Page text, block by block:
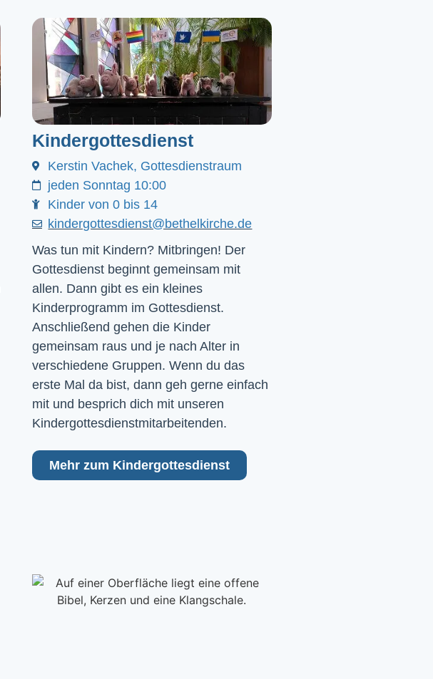
Kindergottesdienst
Kerstin Vachek, Gottesdienstraum
jeden Sonntag 10:00
Kinder von 0 bis 14
kindergottesdienst@bethelkirche.de
Was tun mit Kindern? Mitbringen! Der
Gottesdienst beginnt gemeinsam mit
allen. Dann gibt es ein kleines
Kinderprogramm im Gottesdienst.
Anschließend gehen die Kinder
gemeinsam raus und je nach Alter in
verschiedene Gruppen. Wenn du das
erste Mal da bist, dann geh gerne einfach
mit und besprich dich mit unseren
Kindergottesdienstmitarbeitenden.
Mehr zum Kindergottesdienst